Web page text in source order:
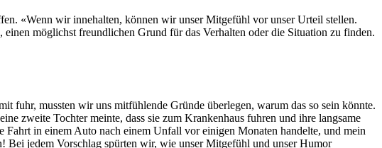
«Wenn wir innehalten, können wir unser Mitgefühl vor unser Urteil stellen.
möglichst freundlichen Grund für das Verhalten oder die Situation zu finden.
fuhr, mussten wir uns mitfühlende Gründe überlegen, warum das so sein könnte.
zweite Tochter meinte, dass sie zum Krankenhaus fuhren und ihre langsame
Fahrt in einem Auto nach einem Unfall vor einigen Monaten handelte, und mein
Bei jedem Vorschlag spürten wir, wie unser Mitgefühl und unser Humor